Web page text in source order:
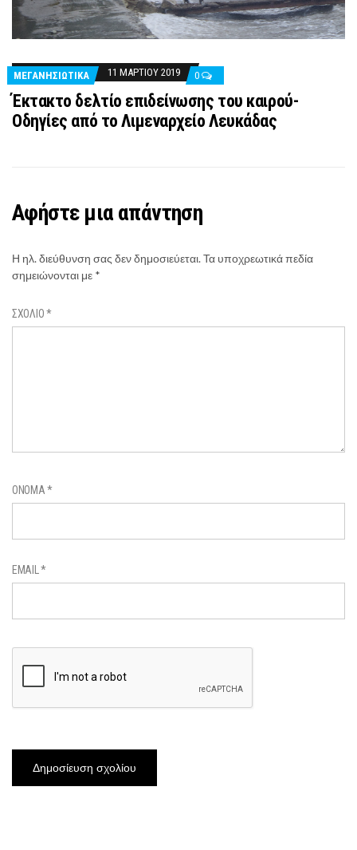
ΜΕΓΑΝΗΣΙΩΤΙΚΑ 11 ΜΑΡΤΊΟΥ 2019 0
Έκτακτο δελτίο επιδείνωσης του καιρού-
Οδηγίες από το Λιμεναρχείο Λευκάδας
Αφήστε μια απάντηση
Η ηλ. διεύθυνση σας δεν δημοσιεύεται.Τα υποχρεωτικά πεδία
σημειώνονται με *
ΣΧΌΛΙΟ*
ΌΝΟΜΑ*
EMAIL*